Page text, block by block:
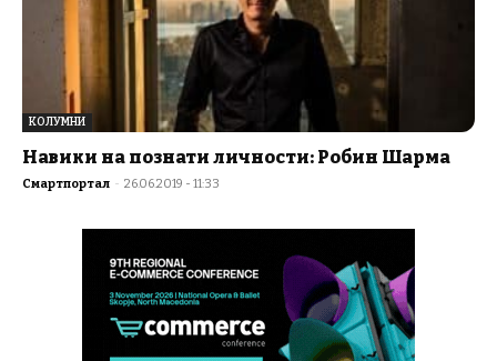
КОЛУМНИ
Навики на познати личности: Робин Шарма
Смартпортал - 26.06.2019 - 11:33